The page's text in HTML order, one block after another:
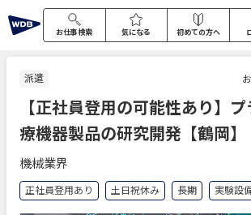
お仕事検索 気になる 初めての方へ
派遣
【正社員登用の可能性あり】
療機器製品の研究開発【鶴岡】
機械業界
正社員登用あり 土日祝休み 長期 実験設